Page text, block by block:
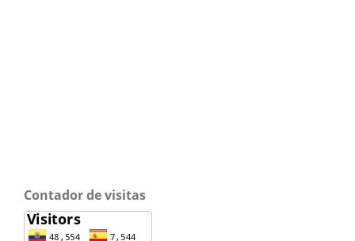
Contador de visitas